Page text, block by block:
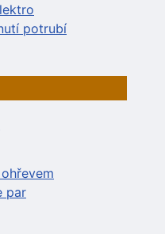
potrubí
par